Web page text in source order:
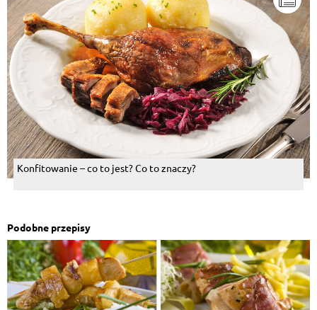
Konfitowanie – co to jest? Co to znaczy?
Podobne przepisy